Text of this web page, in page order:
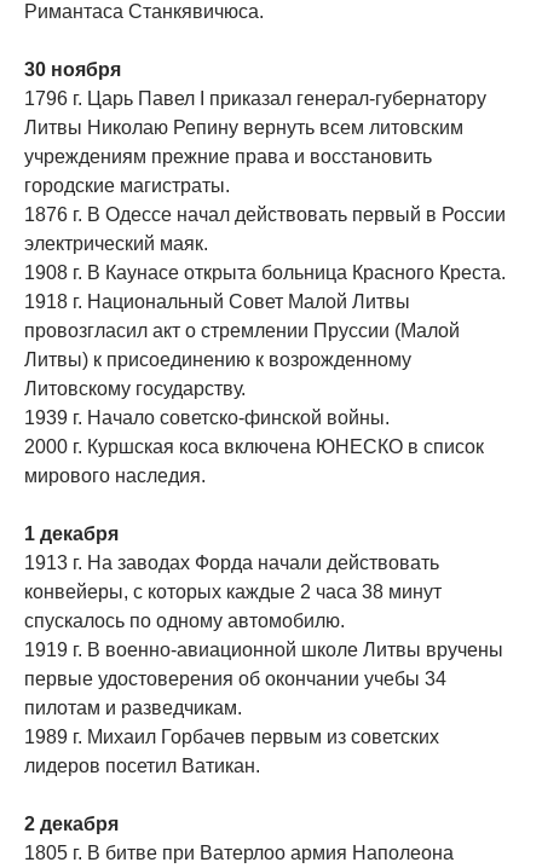
Римантаса Станкявичюса.
30 ноября
1796 г. Царь Павел I приказал генерал-губернатору
Литвы Николаю Репину вернуть всем литовским
учреждениям прежние права и восстановить
городские магистраты.
1876 г. В Одессе начал действовать первый в России
электрический маяк.
1908 г. В Каунасе открыта больница Красного Креста.
1918 г. Национальный Совет Малой Литвы
провозгласил акт о стремлении Пруссии (Малой
Литвы) к присоединению к возрожденному
Литовскому государству.
1939 г. Начало советско-финской войны.
2000 г. Куршская коса включена ЮНЕСКО в список
мирового наследия.
1 декабря
1913 г. На заводах Форда начали действовать
конвейеры, с которых каждые 2 часа 38 минут
спускалось по одному автомобилю.
1919 г. В военно-авиационной школе Литвы вручены
первые удостоверения об окончании учебы 34
пилотам и разведчикам.
1989 г. Михаил Горбачев первым из советских
лидеров посетил Ватикан.
2 декабря
1805 г. В битве при Ватерлоо армия Наполеона